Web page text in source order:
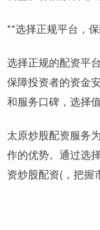
**选择正规平台，
选择正规的配资平
保障投资者的资金
和服务口碑，选择
太原炒股配资服务
作的优势。通过选
资炒股配资(，把握